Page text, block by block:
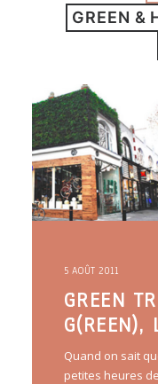
GREEN &
5 AOÛT 2011
GREEN
G(REEN),
Quand on sait
petites heures